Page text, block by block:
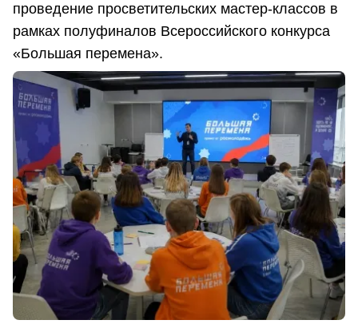
проведение просветительских мастер-классов в
рамках полуфиналов Всероссийского конкурса
«Большая перемена».